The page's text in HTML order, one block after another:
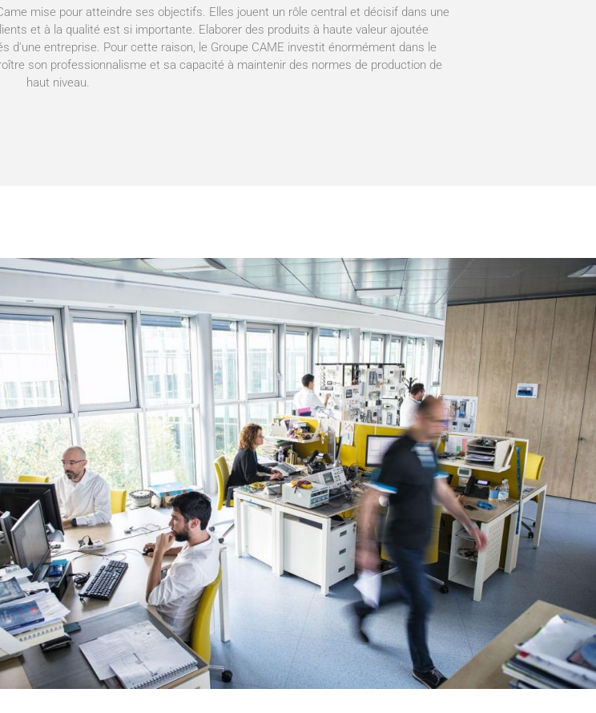
mise pour atteindre ses objectifs. Elles jouent un rôle central et décisif dans une
et à la qualité est si importante. Elaborer des produits à haute valeur ajoutée
d'une entreprise. Pour cette raison, le Groupe CAME investit énormément dans le
son professionnalisme et sa capacité à maintenir des normes de production de
haut niveau.